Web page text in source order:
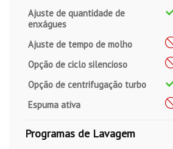
Ajuste de quantidade de
enxágues
Ajuste de tempo de molho
Opção de ciclo silencioso
Opção de centrifugação turbo
Espuma ativa
Programas de Lavagem